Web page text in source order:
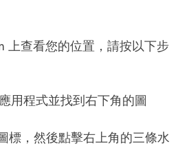
上查看您的位置，請按以下步
用程式並找到右下角的圖
標，然後點擊右上角的三條水